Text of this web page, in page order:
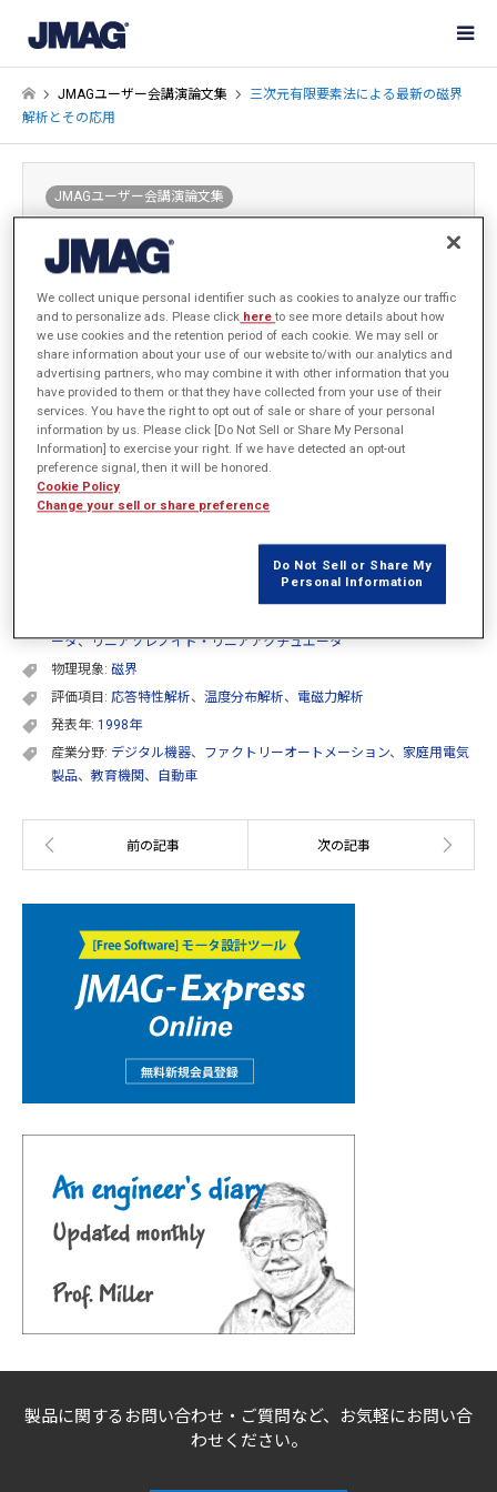
JMAGユーザー会講演論文集
三次元有限要素法による最新の磁界
解析とその応用
JMAGユーザー会講演論文集
三次元有限要素法による最新の磁界解析とそ
の応用
1999-02-24 発表年: 1998年
岐阜大学 河瀬 順洋
概要の掲載はございません
JMAGユーザー会講演論文集
ータ、リニアソレノイド・リニアアクチュエータ
物理現象: 磁界
評価項目: 応答特性解析、 温度分布解析、 電磁力解析
発表年: 1998年
産業分野: デジタル機器、 ファクトリーオートメーション、 家庭用電気
製品、 教育機関 、 自動車
製品に関するお問い合わせ・ご質問など、お気軽にお問い合
わせください。
We collect unique personal identifier such as cookies to analyze our traffic
and to personalize ads. Please click hereto see more details about how
we use cookies and the retention period of each cookie. We may sell or
share information about your use of our website to/with our analytics and
advertising partners, who may combine it with other information that you
have provided to them or that they have collected from your use of their
services. You have the right to opt out of sale or share of your personal
information by us. Please click [Do Not Sell or Share My Personal
Information] to exercise your right. If we have detected an opt-out
preference signal, then it will be honored.
Cookie Policy
Change your sell or share preference
Do Not Sell or Share My
Personal Information